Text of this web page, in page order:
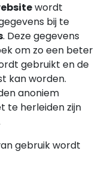
wordt
bij te
. Deze gegevens
om zo een beter
gebruikt en de
kan worden.
anoniem
te herleiden zijn
gebruik wordt